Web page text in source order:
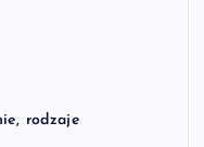
rodzaje